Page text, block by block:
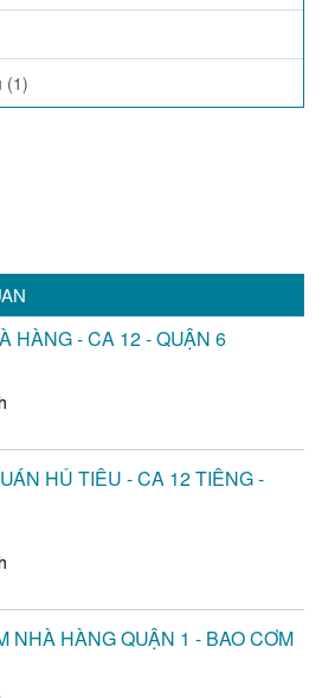
(1)
HÀNG - CA 12 - QUẬN 6
HỦ TIẾU - CA 12 TIẾNG -
NHÀ HÀNG QUẬN 1 - BAO CƠM